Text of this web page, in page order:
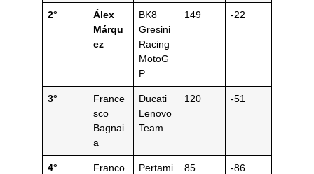
2°
Álex
Márqu
ez
BK8
Gresini
Racing
MotoG
P
149 -22
3°
France
sco
Bagnai
a
Ducati
Lenovo
Team
120 -51
4°
Franco
Pertami
85 -86